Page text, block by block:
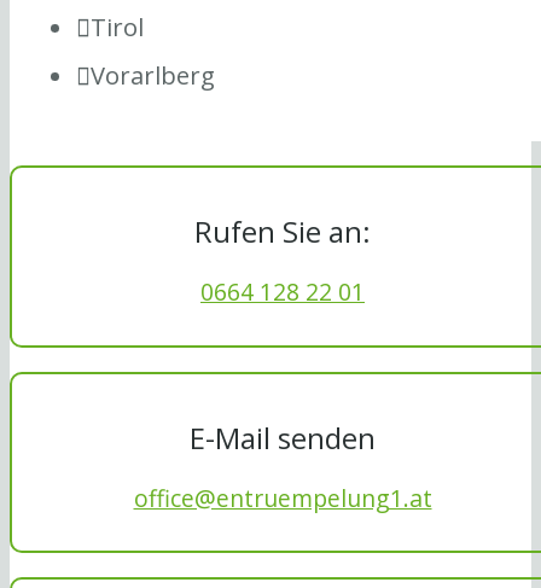
Tirol
Vorarlberg
Rufen Sie an:
0664 128 22 01
E-Mail senden
office@entruempelung1.at